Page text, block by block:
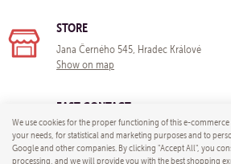
STORE
Jana Černého 545, Hradec Králové
Show on map
FAST CONTACT
e-mail:info@yogastore-shop.com
We use cookies for the proper functioning of this e-
your needs, for statistical and marketing purposes and to
Google and other companies. By clicking "Accept All", you
processing, and we will provide you with the best shopping